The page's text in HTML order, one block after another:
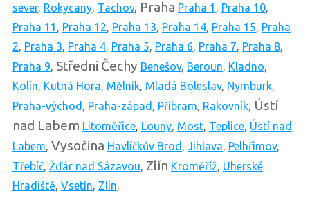
sever, Rokycany, Tachov, Praha Praha 1 , Praha 10,
Praha 11 , Praha 12, Praha 13, Praha 14, Praha 15, Praha
2, Praha 3, Praha 4, Praha 5, Praha 6, Praha 7, Praha 8,
Praha 9, Středni Čechy Benešov, Beroun, Kladno,
Kolín, Kutná Hora, Mělník, Mladá Boleslav, Nymburk,
Praha-východ , Praha-západ , Příbram, Rakovník, Ústí
nad Labem Litoměřice, Louny, Most, Teplice, Ústí nad
Labem, Vysočina Havlíčkův Brod , Jihlava, Pelhřimov,
Třebíč, Žďár nad Sázavou, Zlín Kroměříž, Uherské
Hradiště, Vsetín, Zlín,